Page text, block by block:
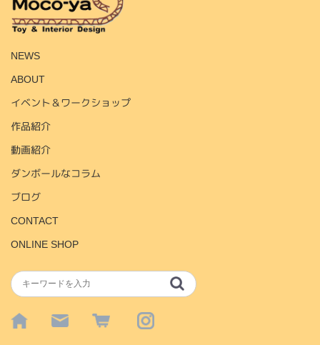
NEWS
ABOUT
イベント＆ワークショップ
作品紹介
動画紹介
ダンボールなコラム
ブログ
CONTACT
ONLINE SHOP